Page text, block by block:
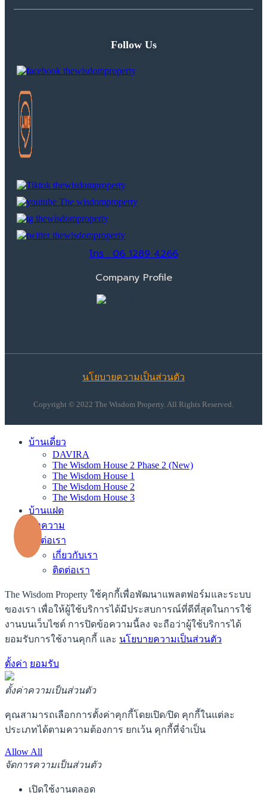
Follow Us
โทร : 06 1289 4266
Company Profile
นโยบายความเป็นส่วนตัว
Copyright © 2022 The Wisdom Property. All Rights Reserved.
บ้านเดี่ยว
DAVIRA
The Wisdom House 2 Phase 2 (New)
The Wisdom House 1
The Wisdom House 2
The Wisdom House 3
บ้านแฝด
บทความ
ติดต่อเรา
เกี่ยวกับเรา
ติดต่อเรา
The Wisdom Property ใช้คุกกี้เพื่อพัฒนาแพลตฟอร์มและระบบ
ของเรา เพื่อให้ผู้ใช้บริการได้มีประสบการณ์ที่ดีที่สุดในการใช้
งานบนเว็บไซต์ การปิดข้อความนี้ลง จะถือว่าผู้ใช้บริการได้
ยอมรับการใช้งานคุกกี้ และ นโยบายความเป็นส่วนตัว
ตั้งค่า ยอมรับ
ตั้งค่าความเป็นส่วนตัว
คุณสามารถเลือกการตั้งค่าคุกกี้โดยเปิด/ปิด คุกกี้ในแต่ละ
ประเภทได้ตามความต้องการ ยกเว้น คุกกี้ที่จำเป็น
Allow All
จัดการความเป็นส่วนตัว
เปิดใช้งานตลอด